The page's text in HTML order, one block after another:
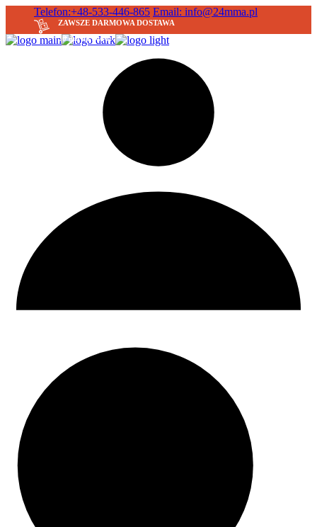
the
content
Telefon:+48-533-446-865 Email: info@24mma.pl
ZAWSZE DARMOWA DOSTAWA
30 dni na zwrot